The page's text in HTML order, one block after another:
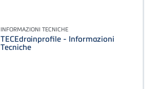
INFORMAZIONI TECNICHE
TECEdrainprofile - Informazioni
Tecniche